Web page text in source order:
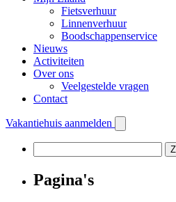
Fietsverhuur
Linnenverhuur
Boodschappenservice
Nieuws
Activiteiten
Over ons
Veelgestelde vragen
Contact
Vakantiehuis aanmelden
naar:
Pagina's